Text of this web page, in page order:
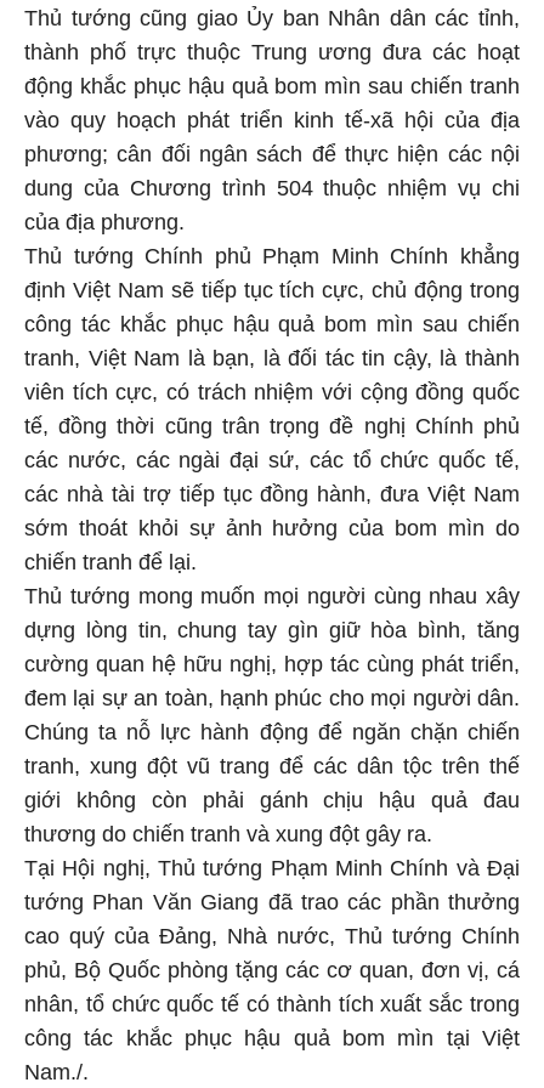
Thủ tướng cũng giao Ủy ban Nhân dân các tỉnh,
thành phố trực thuộc Trung ương đưa các hoạt
động khắc phục hậu quả bom mìn sau chiến tranh
vào quy hoạch phát triển kinh tế-xã hội của địa
phương; cân đối ngân sách để thực hiện các nội
dung của Chương trình 504 thuộc nhiệm vụ chi
của địa phương.
Thủ tướng Chính phủ Phạm Minh Chính khẳng
định Việt Nam sẽ tiếp tục tích cực, chủ động trong
công tác khắc phục hậu quả bom mìn sau chiến
tranh, Việt Nam là bạn, là đối tác tin cậy, là thành
viên tích cực, có trách nhiệm với cộng đồng quốc
tế, đồng thời cũng trân trọng đề nghị Chính phủ
các nước, các ngài đại sứ, các tổ chức quốc tế,
các nhà tài trợ tiếp tục đồng hành, đưa Việt Nam
sớm thoát khỏi sự ảnh hưởng của bom mìn do
chiến tranh để lại.
Thủ tướng mong muốn mọi người cùng nhau xây
dựng lòng tin, chung tay gìn giữ hòa bình, tăng
cường quan hệ hữu nghị, hợp tác cùng phát triển,
đem lại sự an toàn, hạnh phúc cho mọi người dân.
Chúng ta nỗ lực hành động để ngăn chặn chiến
tranh, xung đột vũ trang để các dân tộc trên thế
giới không còn phải gánh chịu hậu quả đau
thương do chiến tranh và xung đột gây ra.
Tại Hội nghị, Thủ tướng Phạm Minh Chính và Đại
tướng Phan Văn Giang đã trao các phần thưởng
cao quý của Đảng, Nhà nước, Thủ tướng Chính
phủ, Bộ Quốc phòng tặng các cơ quan, đơn vị, cá
nhân, tổ chức quốc tế có thành tích xuất sắc trong
công tác khắc phục hậu quả bom mìn tại Việt
Nam./.